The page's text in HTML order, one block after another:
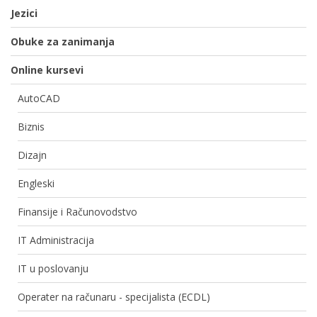
Jezici
Obuke za zanimanja
Online kursevi
AutoCAD
Biznis
Dizajn
Engleski
Finansije i Računovodstvo
IT Administracija
IT u poslovanju
Operater na računaru - specijalista (ECDL)